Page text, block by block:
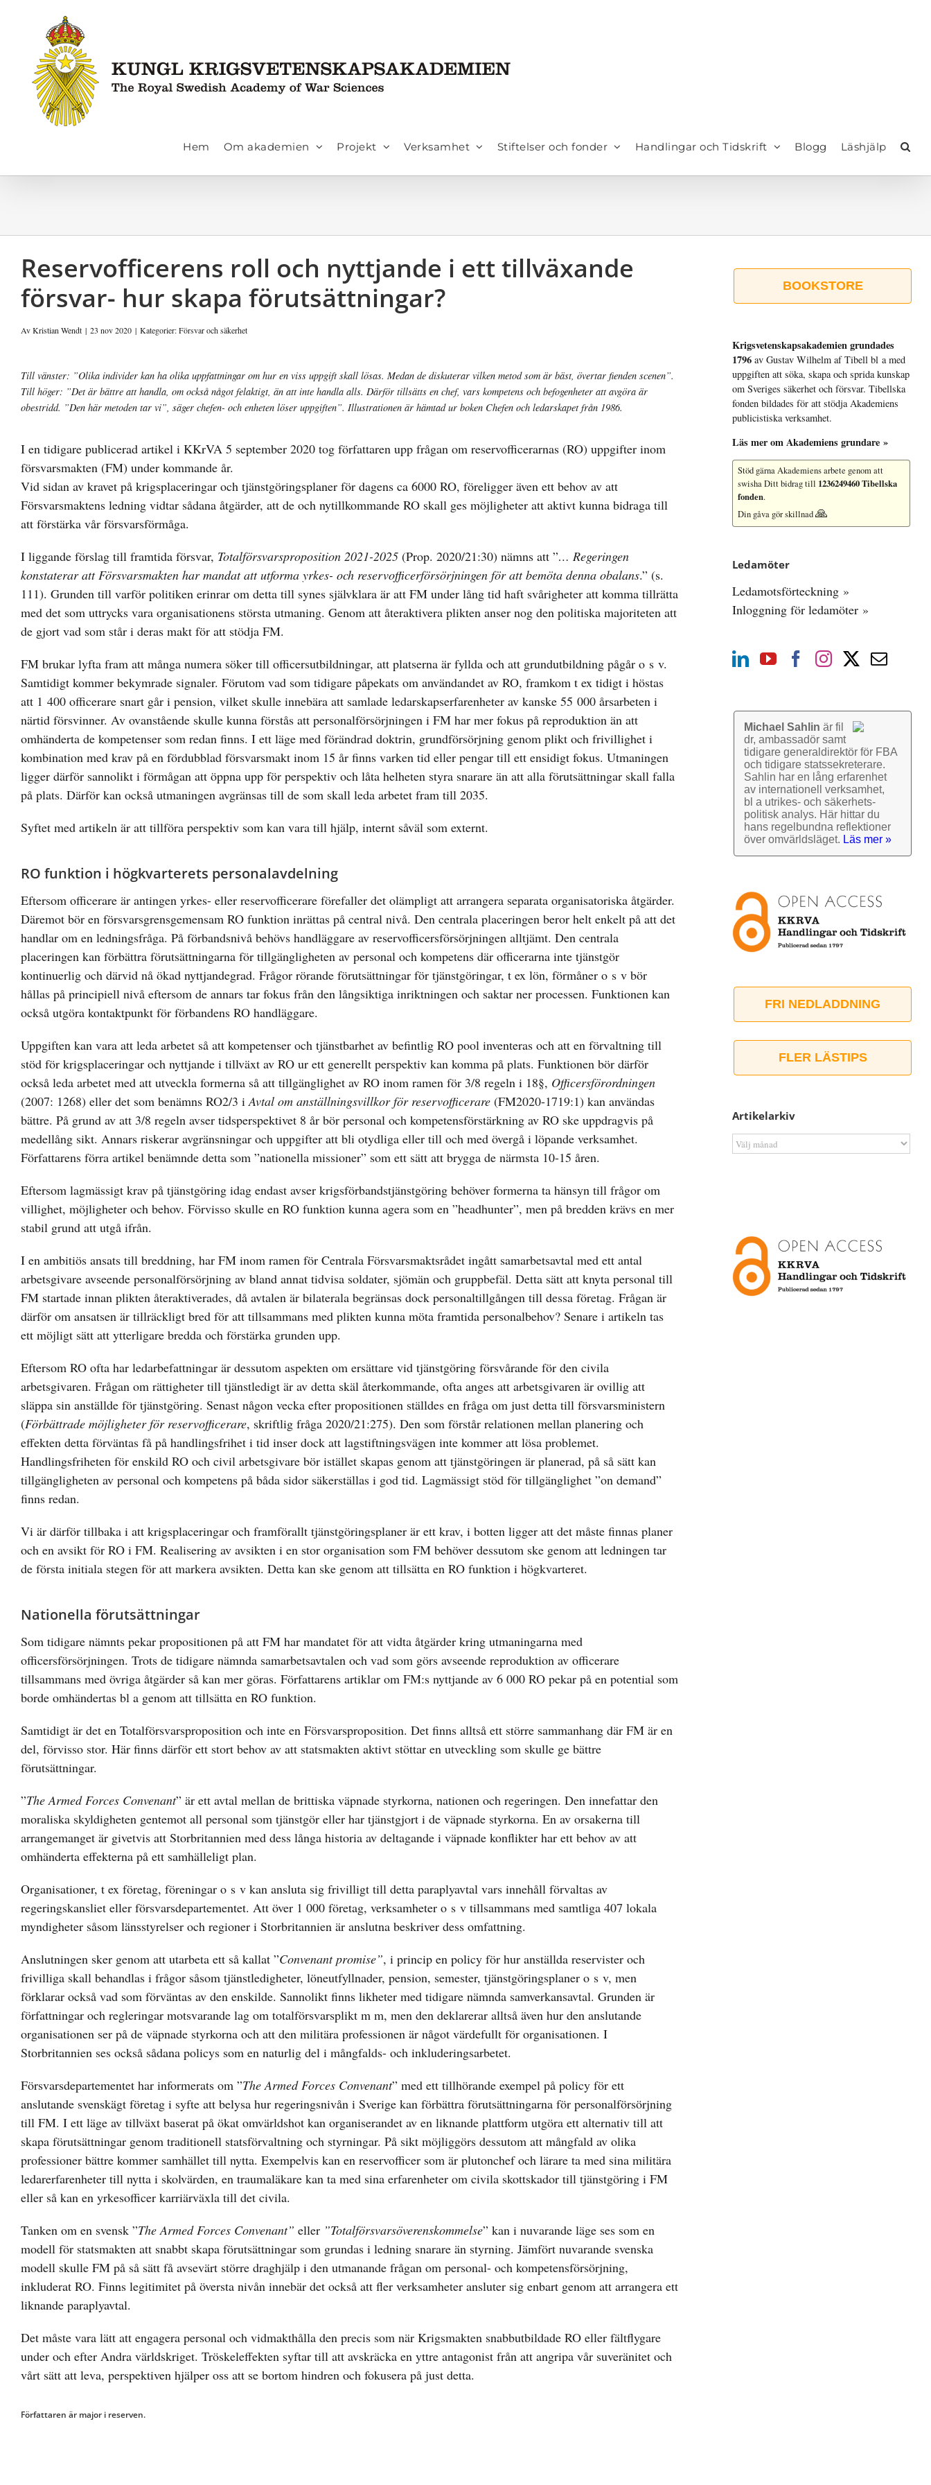
innehållet
Hem Om akademien Projekt Verksamhet Stiftelser och fonder Handlingar och Tidskrift Blogg Läshjälp
Reservofficerens roll och nyttjande i ett tillväxande
försvar- hur skapa förutsättningar?
AvKristian Wendt | 23 nov 2020 | Kategorier:Försvar och säkerhet
Visa
större
bild
Till vänster: ”Olika individer kan ha olika uppfattningar om hur en viss uppgift skall lösas. Medan de diskuterar vilken metod som är bäst, övertar fienden scenen”.
Till höger: ”Det är bättre att handla, om också något felaktigt, än att inte handla alls. Därför tillsätts en chef, vars kompetens och befogenheter att avgöra är
obestridd. ”Den här metoden tar vi”, säger chefen- och enheten löser uppgiften”. Illustrationen är hämtad ur boken Chefen och ledarskapet från 1986.
I en tidigare publicerad artikel i KKrVA 5 september 2020 tog författaren upp frågan om reservofficerarnas (RO) uppgifter inom
försvarsmakten (FM) under kommande år.
Vid sidan av kravet på krigsplaceringar och tjänstgöringsplaner för dagens ca 6000 RO, föreligger även ett behov av att
Försvarsmaktens ledning vidtar sådana åtgärder, att de och nytillkommande RO skall ges möjligheter att aktivt kunna bidraga till
att förstärka vår försvarsförmåga.
I liggande förslag till framtida försvar, Totalförsvarsproposition 2021-2025 (Prop. 2020/21:30) nämns att ”… Regeringen
konstaterar att Försvarsmakten har mandat att utforma yrkes- och reservofficerförsörjningen för att bemöta denna obalans.” (s.
111). Grunden till varför politiken erinrar om detta till synes självklara är att FM under lång tid haft svårigheter att komma tillrätta
med det som uttrycks vara organisationens största utmaning. Genom att återaktivera plikten anser nog den politiska majoriteten att
de gjort vad som står i deras makt för att stödja FM.
FM brukar lyfta fram att många numera söker till officersutbildningar, att platserna är fyllda och att grundutbildning pågår o s v.
Samtidigt kommer bekymrade signaler. Förutom vad som tidigare påpekats om användandet av RO, framkom t ex tidigt i höstas
att 1 400 officerare snart går i pension, vilket skulle innebära att samlade ledarskapserfarenheter av kanske 55 000 årsarbeten i
närtid försvinner. Av ovanstående skulle kunna förstås att personalförsörjningen i FM har mer fokus på reproduktion än att
omhänderta de kompetenser som redan finns. I ett läge med förändrad doktrin, grundförsörjning genom plikt och frivillighet i
kombination med krav på en fördubblad försvarsmakt inom 15 år finns varken tid eller pengar till ett ensidigt fokus. Utmaningen
ligger därför sannolikt i förmågan att öppna upp för perspektiv och låta helheten styra snarare än att alla förutsättningar skall falla
på plats. Därför kan också utmaningen avgränsas till de som skall leda arbetet fram till 2035.
Syftet med artikeln är att tillföra perspektiv som kan vara till hjälp, internt såväl som externt.
RO funktion i högkvarterets personalavdelning
Eftersom officerare är antingen yrkes- eller reservofficerare förefaller det olämpligt att arrangera separata organisatoriska åtgärder.
Däremot bör en försvarsgrensgemensam RO funktion inrättas på central nivå. Den centrala placeringen beror helt enkelt på att det
handlar om en ledningsfråga. På förbandsnivå behövs handläggare av reservofficersförsörjningen alltjämt. Den centrala
placeringen kan förbättra förutsättningarna för tillgängligheten av personal och kompetens där officerarna inte tjänstgör
kontinuerlig och därvid nå ökad nyttjandegrad. Frågor rörande förutsättningar för tjänstgöringar, t ex lön, förmåner o s v bör
hållas på principiell nivå eftersom de annars tar fokus från den långsiktiga inriktningen och saktar ner processen. Funktionen kan
också utgöra kontaktpunkt för förbandens RO handläggare.
Uppgiften kan vara att leda arbetet så att kompetenser och tjänstbarhet av befintlig RO pool inventeras och att en förvaltning till
stöd för krigsplaceringar och nyttjande i tillväxt av RO ur ett generellt perspektiv kan komma på plats. Funktionen bör därför
också leda arbetet med att utveckla formerna så att tillgänglighet av RO inom ramen för 3/8 regeln i 18§, Officersförordningen
(2007: 1268) eller det som benämns RO2/3 iAvtal om anställningsvillkor för reservofficerare (FM2020-1719:1) kan användas
bättre. På grund av att 3/8 regeln avser tidsperspektivet 8 år bör personal och kompetensförstärkning av RO ske uppdragvis på
medellång sikt. Annars riskerar avgränsningar och uppgifter att bli otydliga eller till och med övergå i löpande verksamhet.
Författarens förra artikel benämnde detta som ”nationella missioner” som ett sätt att brygga de närmsta 10-15 åren.
Eftersom lagmässigt krav på tjänstgöring idag endast avser krigsförbandstjänstgöring behöver formerna ta hänsyn till frågor om
villighet, möjligheter och behov. Förvisso skulle en RO funktion kunna agera som en ”headhunter”, men på bredden krävs en mer
stabil grund att utgå ifrån.
I en ambitiös ansats till breddning, har FM inom ramen för Centrala Försvarsmaktsrådet ingått samarbetsavtal med ett antal
arbetsgivare avseende personalförsörjning av bland annat tidvisa soldater, sjömän och gruppbefäl. Detta sätt att knyta personal till
FM startade innan plikten återaktiverades, då avtalen är bilaterala begränsas dock personaltillgången till dessa företag. Frågan är
därför om ansatsen är tillräckligt bred för att tillsammans med plikten kunna möta framtida personalbehov? Senare i artikeln tas
ett möjligt sätt att ytterligare bredda och förstärka grunden upp.
Eftersom RO ofta har ledarbefattningar är dessutom aspekten om ersättare vid tjänstgöring försvårande för den civila
arbetsgivaren. Frågan om rättigheter till tjänstledigt är av detta skäl återkommande, ofta anges att arbetsgivaren är ovillig att
släppa sin anställde för tjänstgöring. Senast någon vecka efter propositionen ställdes en fråga om just detta till försvarsministern
(Förbättrade möjligheter för reservofficerare, skriftlig fråga 2020/21:275). Den som förstår relationen mellan planering och
effekten detta förväntas få på handlingsfrihet i tid inser dock att lagstiftningsvägen inte kommer att lösa problemet.
Handlingsfriheten för enskild RO och civil arbetsgivare bör istället skapas genom att tjänstgöringen är planerad, på så sätt kan
tillgängligheten av personal och kompetens på båda sidor säkerställas i god tid. Lagmässigt stöd för tillgänglighet ”on demand”
finns redan.
Vi är därför tillbaka i att krigsplaceringar och framförallt tjänstgöringsplaner är ett krav, i botten ligger att det måste finnas planer
och en avsikt för RO i FM. Realisering av avsikten i en stor organisation som FM behöver dessutom ske genom att ledningen tar
de första initiala stegen för att markera avsikten. Detta kan ske genom att tillsätta en RO funktion i högkvarteret.
Nationella förutsättningar
Som tidigare nämnts pekar propositionen på att FM har mandatet för att vidta åtgärder kring utmaningarna med
officersförsörjningen. Trots de tidigare nämnda samarbetsavtalen och vad som görs avseende reproduktion av officerare
tillsammans med övriga åtgärder så kan mer göras. Författarens artiklar om FM:s nyttjande av 6 000 RO pekar på en potential som
borde omhändertas bl a genom att tillsätta en RO funktion.
Samtidigt är det en Totalförsvarsproposition och inte en Försvarsproposition. Det finns alltså ett större sammanhang där FM är en
del, förvisso stor. Här finns därför ett stort behov av att statsmakten aktivt stöttar en utveckling som skulle ge bättre
förutsättningar.
”The Armed Forces Convenant” är ett avtal mellan de brittiska väpnade styrkorna, nationen och regeringen. Den innefattar den
moraliska skyldigheten gentemot all personal som tjänstgör eller har tjänstgjort i de väpnade styrkorna. En av orsakerna till
arrangemanget är givetvis att Storbritannien med dess långa historia av deltagande i väpnade konflikter har ett behov av att
omhänderta effekterna på ett samhälleligt plan.
Organisationer, t ex företag, föreningar o s v kan ansluta sig frivilligt till detta paraplyavtal vars innehåll förvaltas av
regeringskansliet eller försvarsdepartementet. Att över 1 000 företag, verksamheter o s v tillsammans med samtliga 407 lokala
myndigheter såsom länsstyrelser och regioner i Storbritannien är anslutna beskriver dess omfattning.
Anslutningen sker genom att utarbeta ett så kallat ”Convenant promise”, i princip en policy för hur anställda reservister och
frivilliga skall behandlas i frågor såsom tjänstledigheter, löneutfyllnader, pension, semester, tjänstgöringsplaner o s v, men
förklarar också vad som förväntas av den enskilde. Sannolikt finns likheter med tidigare nämnda samverkansavtal. Grunden är
författningar och regleringar motsvarande lag om totalförsvarsplikt m m, men den deklarerar alltså även hur den anslutande
organisationen ser på de väpnade styrkorna och att den militära professionen är något värdefullt för organisationen. I
Storbritannien ses också sådana policys som en naturlig del i mångfalds- och inkluderingsarbetet.
Försvarsdepartementet har informerats om ”The Armed Forces Convenant” med ett tillhörande exempel på policy för ett
anslutande svenskägt företag i syfte att belysa hur regeringsnivån i Sverige kan förbättra förutsättningarna för personalförsörjning
till FM. I ett läge av tillväxt baserat på ökat omvärldshot kan organiserandet av en liknande plattform utgöra ett alternativ till att
skapa förutsättningar genom traditionell statsförvaltning och styrningar. På sikt möjliggörs dessutom att mångfald av olika
professioner bättre kommer samhället till nytta. Exempelvis kan en reservofficer som är plutonchef och lärare ta med sina militära
ledarerfarenheter till nytta i skolvärden, en traumaläkare kan ta med sina erfarenheter om civila skottskador till tjänstgöring i FM
eller så kan en yrkesofficer karriärväxla till det civila.
Tanken om en svensk ”The Armed Forces Convenant” eller ”Totalförsvarsöverenskommelse” kan i nuvarande läge ses som en
modell för statsmakten att snabbt skapa förutsättningar som grundas i ledning snarare än styrning. Jämfört nuvarande svenska
modell skulle FM på så sätt få avsevärt större draghjälp i den utmanande frågan om personal- och kompetensförsörjning,
inkluderat RO. Finns legitimitet på översta nivån innebär det också att fler verksamheter ansluter sig enbart genom att arrangera ett
liknande paraplyavtal.
Det måste vara lätt att engagera personal och vidmakthålla den precis som när Krigsmakten snabbutbildade RO eller fältflygare
under och efter Andra världskriget. Tröskeleffekten syftar till att avskräcka en yttre antagonist från att angripa vår suveränitet och
vårt sätt att leva, perspektiven hjälper oss att se bortom hindren och fokusera på just detta.
Författaren är major i reserven.
BOOKSTORE
Krigsvetenskap­sakademien grundades
1796 av Gustav Wilhelm af Tibell bl a med
uppgiften att söka, skapa och sprida kunskap
om Sveriges säkerhet och försvar. Tibellska
fonden bildades för att stödja Akademiens
publicistiska verksamhet.
Läs mer om Akademiens grundare »
Stöd gärna Akademiens arbete genom att
swisha Ditt bidrag till 1236249460 Tibellska
fonden.
Din gåva gör skillnad🙏
Ledamöter
Ledamotsförteckning »
Inloggning för ledamöter »
Michael Sahlin är fil
dr, ambassadör samt
tidigare general­direktör för FBA
och tidigare stats­sekre­terare.
Sahlin har en lång erfarenhet
av inter­nationell verk­samhet,
bl a utrikes- och säkerhets­
politisk analys. Här hittar du
hans regel­bundna reflek­tioner
över omvärlds­läget. Läs mer »
FRI NEDLADDNING
FLER LÄSTIPS
Artikelarkiv
Artikelarkiv